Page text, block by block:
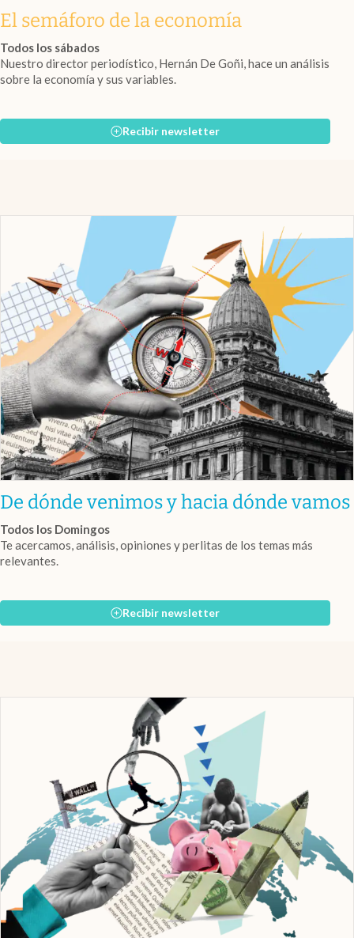
El semáforo de la economía
Todos los sábados
Nuestro director periodístico, Hernán De Goñi, hace un análisis
sobre la economía y sus variables.
Recibir newsletter
De dónde venimos y hacia dónde vamos
Todos los Domingos
Te acercamos, análisis, opiniones y perlitas de los temas más
relevantes.
Recibir newsletter